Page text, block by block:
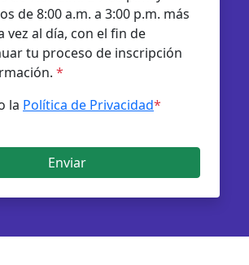
de 8:00 a.m. a 3:00 p.m. más
vez al día, con el fin de
tu proceso de inscripción
*
la Política de Privacidad*
Enviar